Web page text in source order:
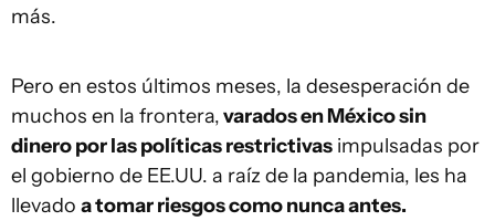
más.
Pero en estos últimos meses, la desesperación de
muchos en la frontera,varadosen Méxicosin
dineroporlaspolíticas restrictivas impulsadas por
el gobierno de EE.UU. a raíz de la pandemia, les ha
llevado atomar riesgos como nunca antes.